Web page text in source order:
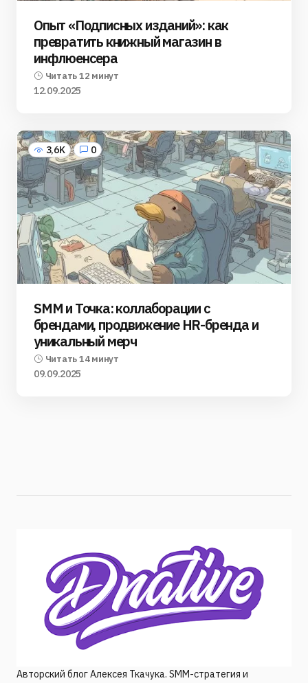
Опыт «Подписных изданий»: как
превратить книжный магазин в
инфлюенсера
Читать 12 минут
12.09.2025
3,6K 0
SMM и Точка: коллаборации с
брендами, продвижение HR-бренда и
уникальный мерч
Читать 14 минут
09.09.2025
Авторский блог Алексея Ткачука. SMM-стратегия и